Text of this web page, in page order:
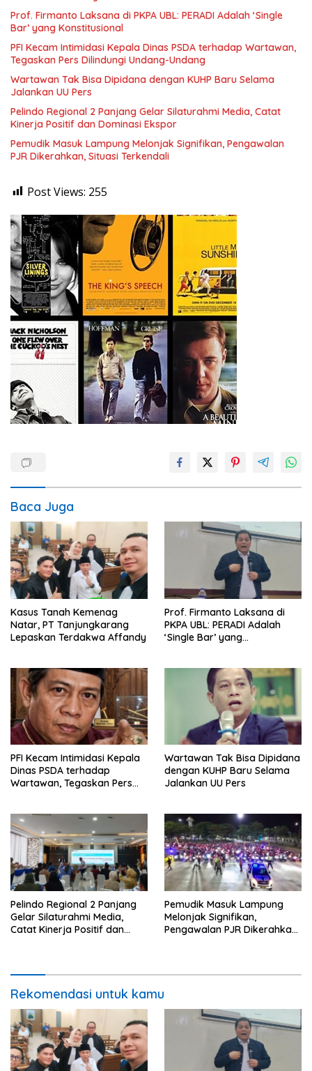
Prof. Firmanto Laksana di PKPA UBL: PERADI Adalah ‘Single
Bar’ yang Konstitusional
PFI Kecam Intimidasi Kepala Dinas PSDA terhadap Wartawan,
Tegaskan Pers Dilindungi Undang-Undang
Wartawan Tak Bisa Dipidana dengan KUHP Baru Selama
Jalankan UU Pers
Pelindo Regional 2 Panjang Gelar Silaturahmi Media, Catat
Kinerja Positif dan Dominasi Ekspor
Pemudik Masuk Lampung Melonjak Signifikan, Pengawalan
PJR Dikerahkan, Situasi Terkendali
Post Views: 255
Baca Juga
Kasus Tanah Kemenag
Natar, PT Tanjungkarang
Lepaskan Terdakwa Affandy
Prof. Firmanto Laksana di
PKPA UBL: PERADI Adalah
‘Single Bar’ yang
PFI Kecam Intimidasi Kepala
Dinas PSDA terhadap
Wartawan, Tegaskan Pers
Wartawan Tak Bisa Dipidana
dengan KUHP Baru Selama
Jalankan UU Pers
Pelindo Regional 2 Panjang
Gelar Silaturahmi Media,
Catat Kinerja Positif dan
Pemudik Masuk Lampung
Melonjak Signifikan,
Pengawalan PJR Dikerahkan,
Rekomendasi untuk kamu